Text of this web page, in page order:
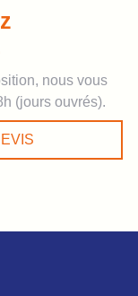
nous vous
(jours ouvrés).